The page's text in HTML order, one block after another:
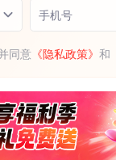
手机号
同意 《隐私政策》和